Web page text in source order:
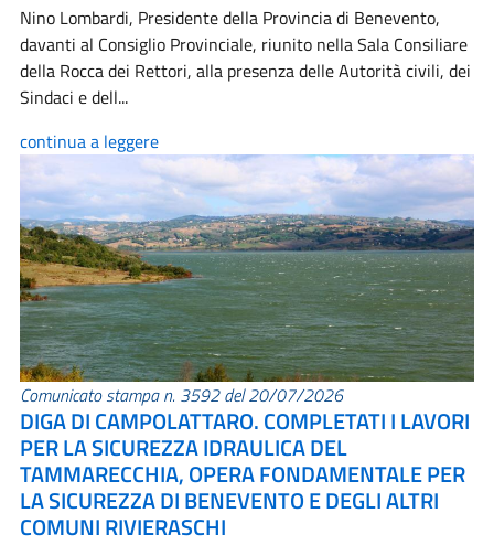
Nino Lombardi, Presidente della Provincia di Benevento,
davanti al Consiglio Provinciale, riunito nella Sala Consiliare
della Rocca dei Rettori, alla presenza delle Autorità civili, dei
Sindaci e dell...
continua a leggere
Comunicato stampa n. 3592 del 20/07/2026
DIGA DI CAMPOLATTARO. COMPLETATI I LAVORI
PER LA SICUREZZA IDRAULICA DEL
TAMMARECCHIA, OPERA FONDAMENTALE PER
LA SICUREZZA DI BENEVENTO E DEGLI ALTRI
COMUNI RIVIERASCHI